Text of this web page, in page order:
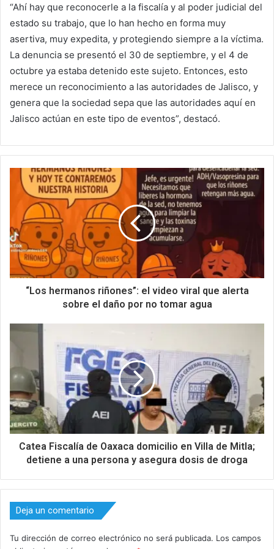
“Ahí hay que reconocerle a la fiscalía y al poder judicial del
estado su trabajo, que lo han hecho en forma muy
asertiva, muy expedita, y protegiendo siempre a la víctima.
La denuncia se presentó el 30 de septiembre, y el 4 de
octubre ya estaba detenido este sujeto. Entonces, esto
merece un reconocimiento a las autoridades de Jalisco, y
genera que la sociedad sepa que las autoridades aquí en
Jalisco actúan en este tipo de eventos”, destacó.
“Los hermanos riñones”: el video viral que alerta
sobre el daño por no tomar agua
Catea Fiscalía de Oaxaca domicilio en Villa de Mitla;
detiene a una persona y asegura dosis de droga
Deja un comentario
Tu dirección de correo electrónico no será publicada. Los campos